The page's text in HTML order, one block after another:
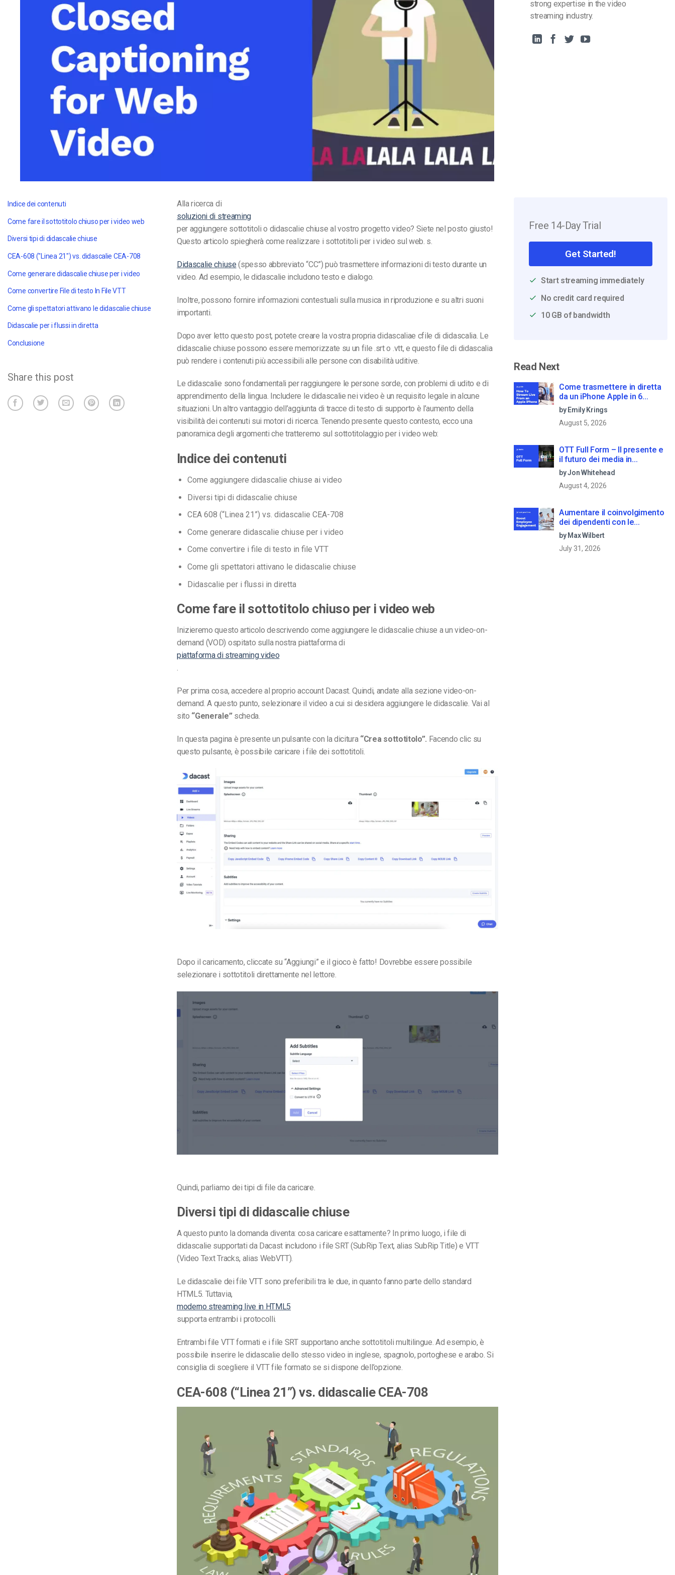
Video CMS
Privacy e Sicurezza
Monetizzazione Video
strong expertise in the video
streaming industry.
Indice dei contenuti
Come fare il sottotitolo chiuso per i video web
Diversi tipi di didascalie chiuse
CEA-608 ("Linea 21") vs. didascalie CEA-708
Come generare didascalie chiuse per i video
Come convertire File di testo In File VTT
Come gli spettatori attivano le didascalie chiuse
Didascalie per i flussi in diretta
Conclusione
Share this post
Alla ricerca di
soluzioni di streaming
per aggiungere sottotitoli o didascalie chiuse al vostro progetto video? Siete nel posto giusto!
Questo articolo spiegherà come realizzare i sottotitoli per i video sul web. s.
Didascalie chiuse (spesso abbreviato “CC”) può trasmettere informazioni di testo durante un
video. Ad esempio, le didascalie includono testo e dialogo.
Inoltre, possono fornire informazioni contestuali sulla musica in riproduzione e su altri suoni
importanti.
Dopo aver letto questo post, potete creare la vostrapropria didascaliae cfile di didascalia. Le
didascalie chiuse possono essere memorizzate su un file . srt o .vtt, e questofile di didascalia
può rendere i contenuti più accessibili alle persone con disabilità uditive.
Le didascalie sono fondamentali per raggiungere le persone sorde, con problemi di udito e di
apprendimento della lingua. Includere le didascalie nei video è un requisito legale in alcune
situazioni. Un altro vantaggio dell’aggiunta di tracce di testo di supporto è l’aumento della
visibilità dei contenuti sui motori di ricerca. Tenendo presente questo contesto, ecco una
panoramica degli argomenti che tratteremo sul sottotitolaggio per i video web:
Indice dei contenuti
Come aggiungere didascalie chiuse ai video
Diversi tipi di didascalie chiuse
CEA 608 (“Linea 21”) vs. didascalie CEA-708
Come generare didascalie chiuse per i video
Come convertire i file di testo in file VTT
Come gli spettatori attivano le didascalie chiuse
Didascalie per i flussi in diretta
Come fare il sottotitolo chiuso per i video web
Inizieremo questo articolo descrivendo come aggiungere le didascalie chiuse a un video-on-
demand (VOD) ospitato sulla nostra piattaforma di
piattaforma di streaming video
.
Per prima cosa, accedere al proprio account Dacast. Quindi, andate alla sezione video-on-
demand. A questo punto, selezionare il video a cui si desidera aggiungere le didascalie. Vai al
sito “Generale”scheda.
In questa pagina è presente un pulsante con la dicitura “Crea sottotitolo”. Facendo clic su
questo pulsante, è possibile caricare i file dei sottotitoli.
Dopo il caricamento, cliccate su “Aggiungi” e il gioco è fatto! Dovrebbe essere possibile
selezionare i sottotitoli direttamente nel lettore.
Quindi, parliamo dei tipi di file da caricare.
Diversi tipi di didascalie chiuse
A questo punto la domanda diventa: cosa caricare esattamente? In primo luogo, i file di
didascalie supportati da Dacast includono i file SRT (SubRip Text, alias SubRip Title) e VTT
(Video Text Tracks, alias WebVTT).
Le didascalie dei file VTT sono preferibili tra le due, in quanto fanno parte dello standard
HTML5. Tuttavia,
moderno streaming live in HTML5
supporta entrambi i protocolli.
Entrambifile VTTformati e i file SRT supportano anche sottotitoli multilingue. Ad esempio, è
possibile inserire le didascalie dello stesso video in inglese, spagnolo, portoghese e arabo. Si
consiglia di scegliere il VTTfile formato se si dispone dell’opzione.
CEA-608 (“Linea 21”) vs. didascalie CEA-708
Free 14-Day Trial
Get Started!
Start streaming immediately
No credit card required
10 GB of bandwidth
Read Next
Come trasmettere in diretta
da un iPhone Apple in 6
semplici passi
by Emily Krings
August 5, 2026
OTT Full Form – Il presente e
il futuro dei media in
streaming
by Jon Whitehead
August 4, 2026
Aumentare il coinvolgimento
dei dipendenti con le
comunicazioni aziendali in
live streaming
by Max Wilbert
July 31, 2026